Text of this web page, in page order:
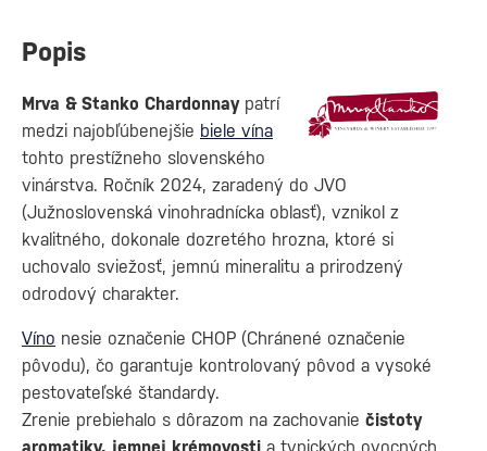
Popis
Mrva & Stanko Chardonnaypatrí
medzi najobľúbenejšie biele vína
tohto prestížneho slovenského
vinárstva. Ročník 2024, zaradený do JVO
(Južnoslovenská vinohradnícka oblasť), vznikol z
kvalitného, dokonale dozretého hrozna, ktoré si
uchovalo sviežosť, jemnú mineralitu a prirodzený
odrodový charakter.
Víno nesie označenie CHOP (Chránené označenie
pôvodu), čo garantuje kontrolovaný pôvod a vysoké
pestovateľské štandardy.
Zrenie prebiehalo s dôrazom na zachovanie čistoty